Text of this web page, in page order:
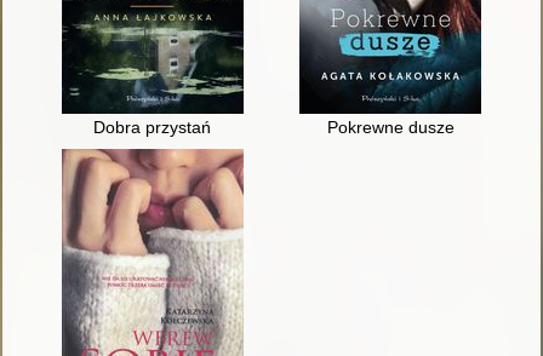
Dobra przystań Pokrewne dusze